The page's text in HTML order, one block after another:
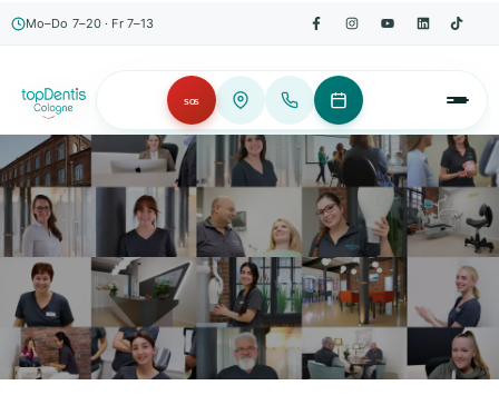
Mo–Do 7–20 · Fr 7–13
SOS